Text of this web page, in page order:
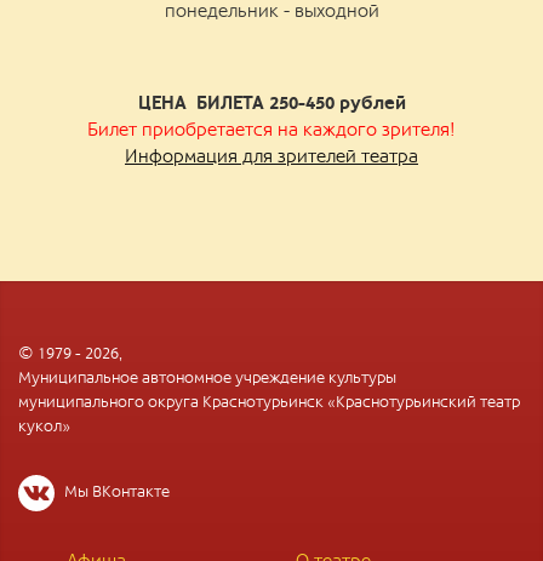
понедельник - выходной
ЦЕНА БИЛЕТА 250-450рублей
Билет приобретается на каждого зрителя!
Информация для зрителей театра
© 1979 - 2026,
Муниципальное автономное учреждение культуры
муниципального округа Краснотурьинск «Краснотурьинский театр
кукол»
Мы ВКонтакте